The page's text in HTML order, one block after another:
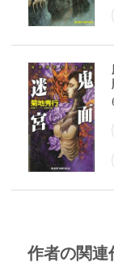
作者の関連